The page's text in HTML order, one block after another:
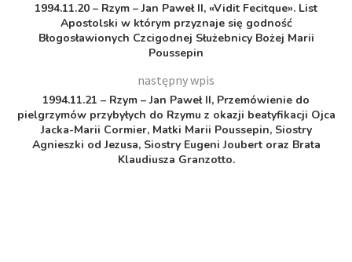
1994.11.20 – Rzym – Jan Paweł II, «Vidit Fecitque». List
Apostolski w którym przyznaje się godność
Błogosławionych Czcigodnej Służebnicy Bożej Marii
Poussepin
następny wpis
1994.11.21 – Rzym – Jan Paweł II, Przemówienie do
pielgrzymów przybyłych do Rzymu z okazji beatyfikacji Ojca
Jacka-Marii Cormier, Matki Marii Poussepin, Siostry
Agnieszki od Jezusa, Siostry Eugeni Joubert oraz Brata
Klaudiusza Granzotto.